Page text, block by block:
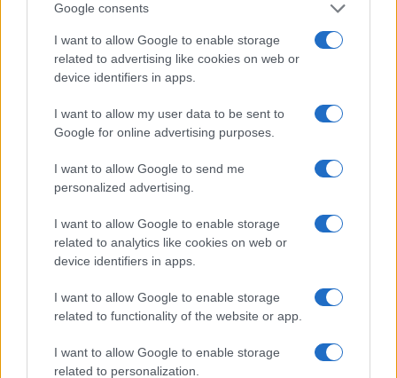
Google consents
I want to allow Google to enable storage
related to advertising like cookies on web or
device identifiers in apps.
I want to allow my user data to be sent to
Google for online advertising purposes.
I want to allow Google to send me
personalized advertising.
I want to allow Google to enable storage
related to analytics like cookies on web or
device identifiers in apps.
I want to allow Google to enable storage
related to functionality of the website or app.
I want to allow Google to enable storage
related to personalization.
Új és Használt GSM kiemelt ajánlatok
Euro Gsm